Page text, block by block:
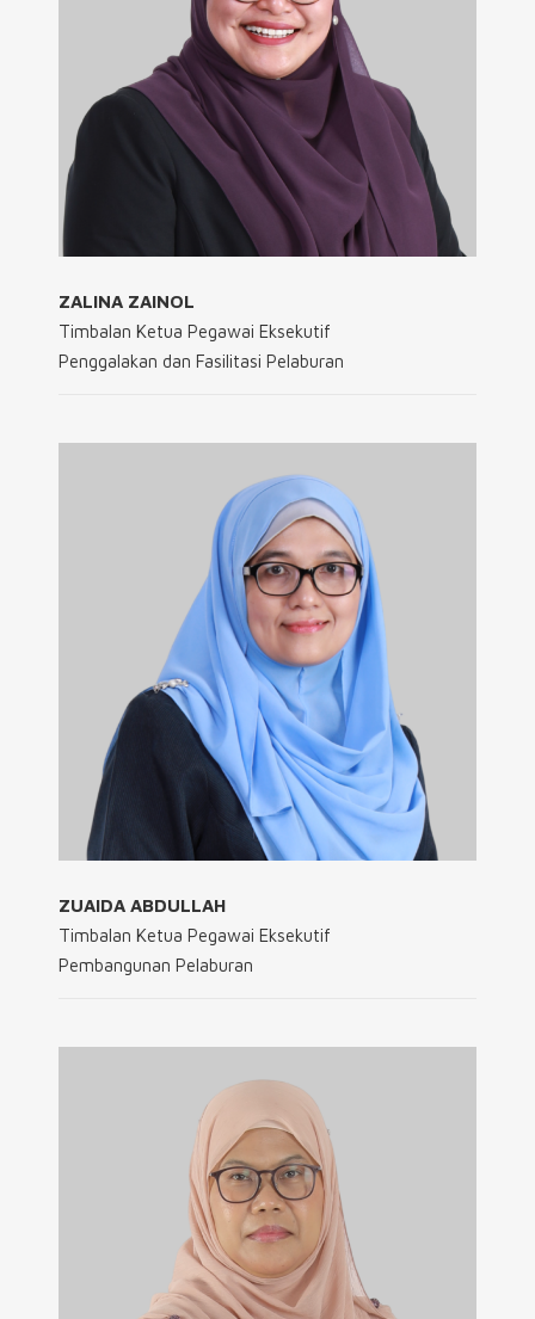
ZALINA ZAINOL
Timbalan Ketua Pegawai Eksekutif
Penggalakan dan Fasilitasi Pelaburan
ZUAIDA ABDULLAH
Timbalan Ketua Pegawai Eksekutif
Pembangunan Pelaburan